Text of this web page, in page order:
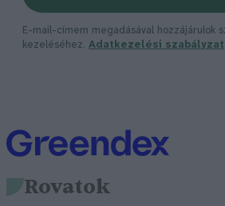
E-mail-címem megadásával hozzájárulok
kezeléséhez. Adatkezelési szabályzat
Rovatok